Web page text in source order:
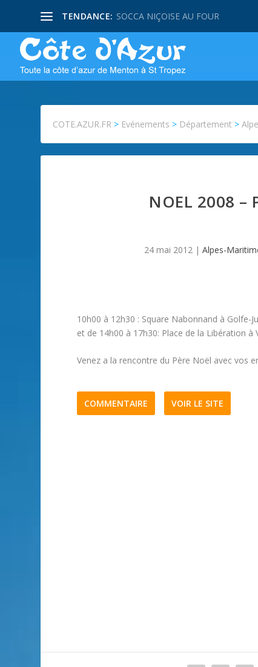
TENDANCE: SOCCA NIÇOISE AU FOUR
COTE.AZUR.FR > Evénements > Département >
NOEL 2008 –
24 mai 2012 |Alpes-
10h00 à 12h30 : Square Nabonnand à Golfe-
et de 14h00 à 17h30: Place de la Libération à
Venez a la rencontre du Père Noël avec vos
COMMENTAIRE VOIR LE SITE